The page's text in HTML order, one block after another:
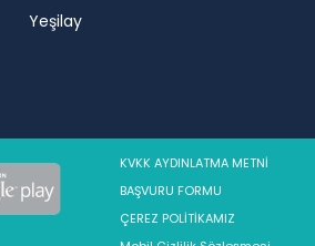
Yeşilay
KVKK AYDINLATMA METNİ
BAŞVURU FORMU
ÇEREZ POLİTİKAMIZ